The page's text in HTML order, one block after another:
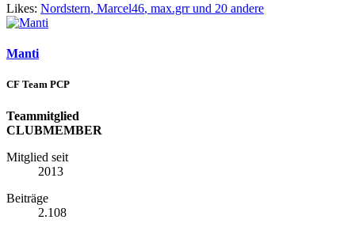
Likes: Nordstern, Marcel46, max.grrund 20 andere
Manti
CF Team PCP
Teammitglied
CLUBMEMBER
Mitglied seit
2013
Beiträge
2.108